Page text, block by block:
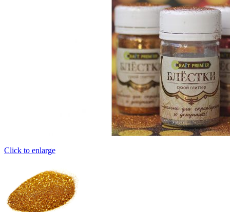
Click to enlarge